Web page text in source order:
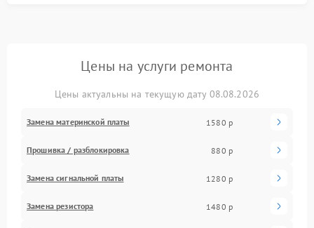
Цены на услуги ремонта
Цены актуальны на текущую дату 08.08.2026
Замена материнской платы 1580 р
Прошивка / разблокировка 880 р
Замена сигнальной платы 1280 р
Замена резистора 1480 р